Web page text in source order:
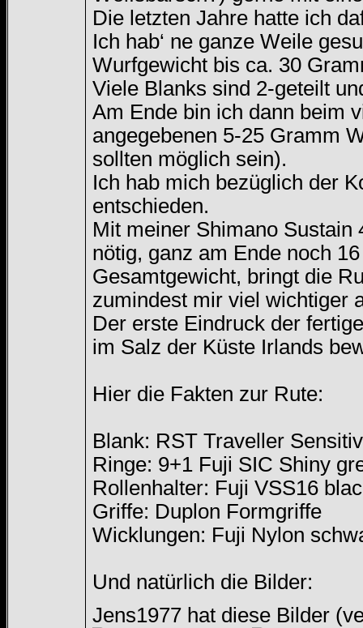
Die letzten Jahre hatte ich
Ich hab‘ ne ganze Weile
Wurfgewicht bis ca. 30
Viele Blanks sind 2-geteilt
Am Ende bin ich dann beim
angegebenen 5-25 Gramm
sollten möglich sein).
Ich hab mich bezüglich der
entschieden.
Mit meiner Shimano
nötig, ganz am Ende noch
Gesamtgewicht, bringt die
zumindest mir viel wichtiger
Der erste Eindruck der
im Salz der Küste Irlands
Hier die Fakten zur Rute:
Blank: RST Traveller
Ringe: 9+1 Fuji SIC Shiny
Rollenhalter: Fuji VSS16
Griffe: Duplon Formgriffe
Wicklungen: Fuji Nylon
Und natürlich die Bilder:
Jens1977 hat diese Bilder